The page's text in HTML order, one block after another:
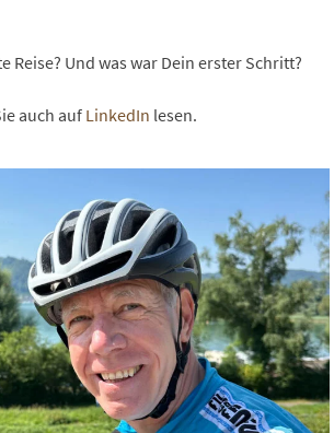
Reise? Und was war Dein erster Schritt?
auch auf LinkedIn lesen.